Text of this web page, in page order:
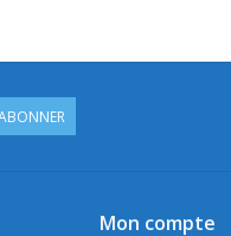
Mon compte